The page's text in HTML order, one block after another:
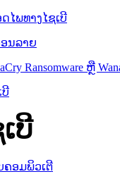
ໄພທາງໄຊເບີ
ນລາຍ
Ransomware ຫຼື
ບີ
ບີ
ຄອມພິວເຕີ